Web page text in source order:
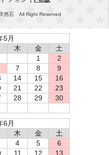
然石 All Right Reserved
5月
木 金
土
1
2
7 8
9
14 15
16
21 22
23
28 29
30
6月
木 金
土
4 5
6
11 12 13